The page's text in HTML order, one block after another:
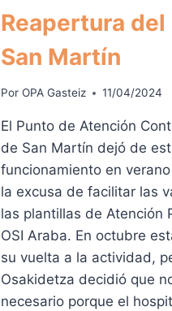
Reapertura del
San Martín
Por OPA Gasteiz 11/04/2024
El Punto de Atención
de San Martín dejó de
funcionamiento en
la excusa de facilitar las
las plantillas de Atención
OSI Araba. En octubre
su vuelta a la actividad,
Osakidetza decidió que
necesario porque el